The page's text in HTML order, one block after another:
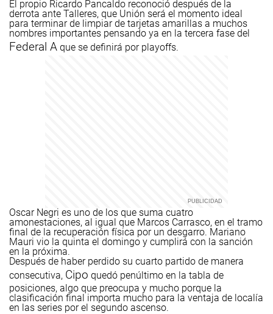
El propio Ricardo Pancaldo reconoció después de la
derrota ante Talleres, que Unión será el momento ideal
para terminar de limpiar de tarjetas amarillas a muchos
nombres importantes pensando ya en la tercera fase del
Federal A que se definirá por playoffs.
Oscar Negri es uno de los que suma cuatro
amonestaciones, al igual que Marcos Carrasco, en el tramo
final de la recuperación física por un desgarro. Mariano
Mauri vio la quinta el domingo y cumplirá con la sanción
en la próxima.
Después de haber perdido su cuarto partido de manera
consecutiva, Cipo quedó penúltimo en la tabla de
posiciones, algo que preocupa y mucho porque la
clasificación final importa mucho para la ventaja de localía
en las series por el segundo ascenso.